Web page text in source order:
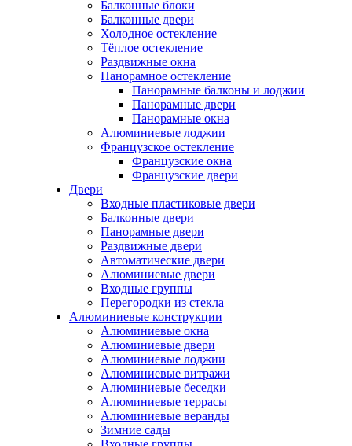
Балконные блоки
Балконные двери
Холодное остекление
Тёплое остекление
Раздвижные окна
Панорамное остекление
Панорамные балконы и лоджии
Панорамные двери
Панорамные окна
Алюминиевые лоджии
Французское остекление
Французские окна
Французские двери
Двери
Входные пластиковые двери
Балконные двери
Панорамные двери
Раздвижные двери
Автоматические двери
Алюминиевые двери
Входные группы
Перегородки из стекла
Алюминиевые конструкции
Алюминиевые окна
Алюминиевые двери
Алюминиевые лоджии
Алюминиевые витражи
Алюминиевые беседки
Алюминиевые террасы
Алюминиевые веранды
Зимние сады